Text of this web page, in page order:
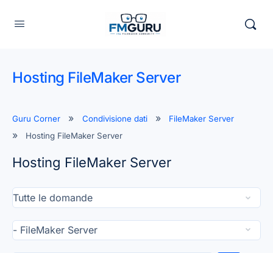
Hosting FileMaker Server
Guru Corner Condivisione dati
FileMaker Server
Hosting FileMaker Server
Hosting FileMaker Server